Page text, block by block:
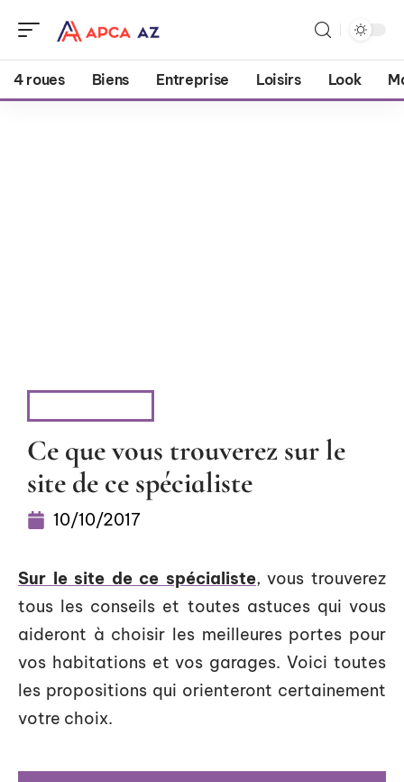
4 roues Biens Entreprise Loisirs Look
Ce que vous trouverez sur le
site de ce spécialiste
10/10/2017
Sur le site de ce spécialiste, vous trouverez
tous les conseils et toutes astuces qui vous
aideront à choisir les meilleures portes pour
vos habitations et vos garages. Voici toutes
les propositions qui orienteront certainement
votre choix.